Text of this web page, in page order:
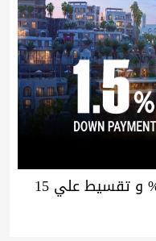
عرض لفترة محدودة مقدم 1.5% و تقسيط علي 15